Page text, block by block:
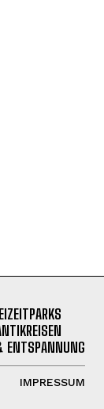
ENTSPANNUNG
IMPRESSUM